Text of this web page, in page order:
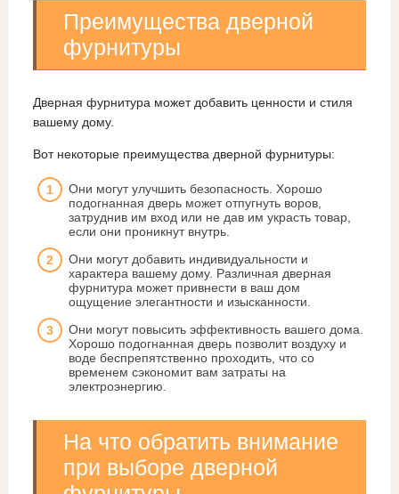
Преимущества дверной
фурнитуры
Дверная фурнитура может добавить ценности и стиля
вашему дому.
Вот некоторые преимущества дверной фурнитуры:
Они могут улучшить безопасность. Хорошо
подогнанная дверь может отпугнуть воров,
затруднив им вход или не дав им украсть товар,
если они проникнут внутрь.
Они могут добавить индивидуальности и
характера вашему дому. Различная дверная
фурнитура может привнести в ваш дом
ощущение элегантности и изысканности.
Они могут повысить эффективность вашего дома.
Хорошо подогнанная дверь позволит воздуху и
воде беспрепятственно проходить, что со
временем сэкономит вам затраты на
электроэнергию.
На что обратить внимание
при выборе дверной